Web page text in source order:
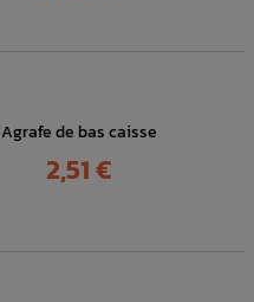
Agrafe de bas caisse
Prix
2,51 €